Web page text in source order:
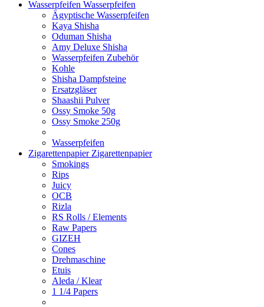
Wasserpfeifen Wasserpfeifen
Ägyptische Wasserpfeifen
Kaya Shisha
Oduman Shisha
Amy Deluxe Shisha
Wasserpfeifen Zubehör
Kohle
Shisha Dampfsteine
Ersatzgläser
Shaashii Pulver
Ossy Smoke 50g
Ossy Smoke 250g
Wasserpfeifen
Zigarettenpapier Zigarettenpapier
Smokings
Rips
Juicy
OCB
Rizla
RS Rolls / Elements
Raw Papers
GIZEH
Cones
Drehmaschine
Etuis
Aleda / Klear
1 1/4 Papers